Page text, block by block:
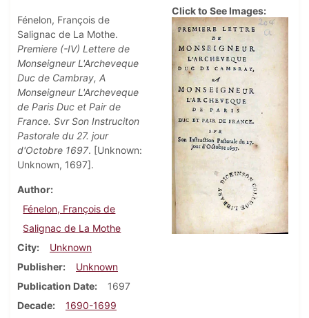
Fénelon, François de
Salignac de La Mothe.
Premiere (-IV) Lettere de
Monseigneur L'Archeveque
Duc de Cambray, A
Monseigneur L'Archeveque
de Paris Duc et Pair de
France. Svr Son Instruciton
Pastorale du 27. jour
d'Octobre 1697. [Unknown:
Unknown, 1697].
Author
Fénelon, François de
Salignac de La Mothe
City
Unknown
Publisher
Unknown
Publication Date
1697
Decade
1690-1699
Click to See Images: